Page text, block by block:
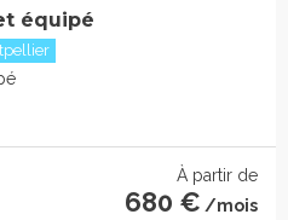
équipé
À partir de
680 € /mois